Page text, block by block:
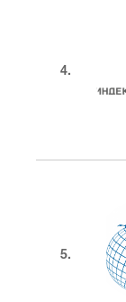
4.
5.